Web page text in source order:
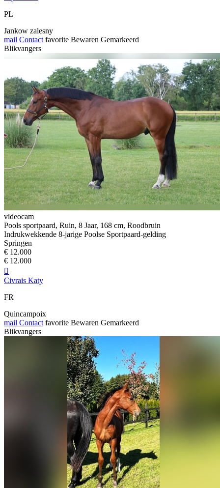
PL
Jankow zalesny
mail Contact favorite Bewaren Gemarkeerd
Blikvangers
videocam
Pools sportpaard, Ruin, 8 Jaar, 168 cm, Roodbruin
Indrukwekkende 8-jarige Poolse Sportpaard-gelding
Springen
€ 12.000
€ 12.000

Civrais Katy
FR
Quincampoix
mail Contact favorite Bewaren Gemarkeerd
Blikvangers